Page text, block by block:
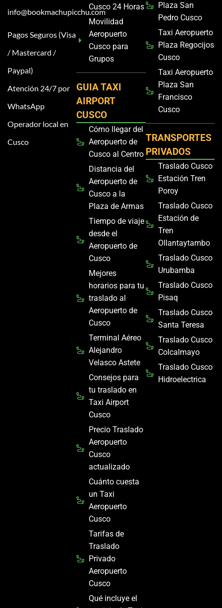
info@bookmachupicchu.com
Pagos Seguros (Visa
/ Mastercard /
Paypal)
Atención 24/7 por
WhatsApp
Operador local en
Cusco
Cusco 24 Horas
Movilidad
Aeropuerto
Cusco para
Grupos
GUIA TAXI
AIRPORT
CUSCO
Cómo llegar del
Aeropuerto de
Cusco al Centro
Distancia del
Aeropuerto de
Cusco a la
Plaza de Armas
Tiempo de viaje
desde el
Aeropuerto de
Cusco
Mejores
horarios para tu
traslado al
Aeropuerto de
Cusco
Terminal Aéreo
Alejandro
Velasco Astete
Consejos para
tu traslado en
Taxi Airport
Cusco
Precio Traslado
Aeropuerto
Cusco
actualizado
Cuánto cuesta
un Taxi
Aeropuerto
Cusco
Tarifas de
Traslado
Privado
Aeropuerto
Cusco
Qué incluye el
Plaza San
Pedro Cusco
Taxi Aeropuerto
Plaza Regocijos
Cusco
Taxi Aeropuerto
Plaza San
Francisco
Cusco
TRANSPORTES
PRIVADOS
Traslado Cusco
Estación Tren
Poroy
Traslado Cusco
Estación de
Tren
Ollantaytambo
Traslado Cusco
Urubamba
Traslado Cusco
Pisaq
Traslado Cusco
Santa Teresa
Traslado Cusco
Colcalmayo
Traslado Cusco
Hidroelectrica